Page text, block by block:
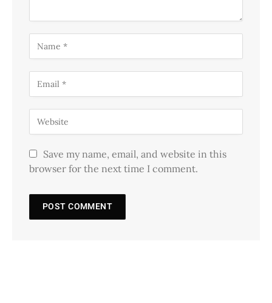
Save my name, email, and website in this
browser for the next time I comment.